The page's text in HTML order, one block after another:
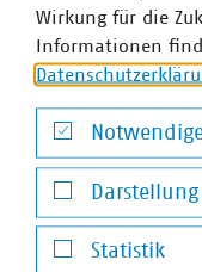
Hausanschrift
VKU-
10115 Berlin
Telefon:+49 30
E-Mail:
Wirkung für die
Informationen
Notwendige
Darstellung
Statistik